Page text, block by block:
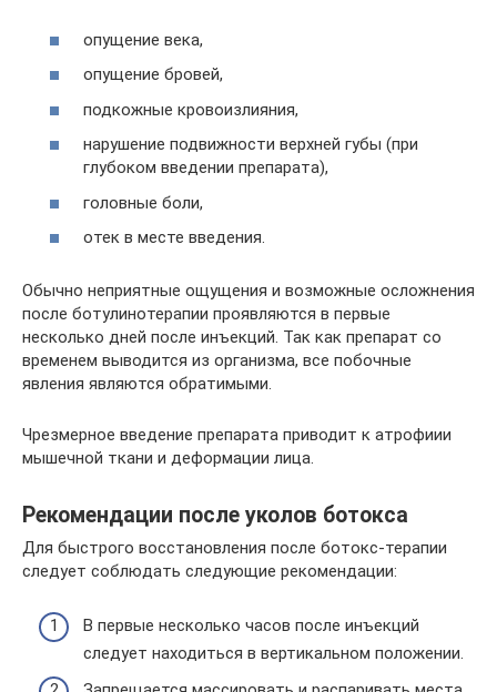
опущение века,
опущение бровей,
подкожные кровоизлияния,
нарушение подвижности верхней губы (при
глубоком введении препарата),
головные боли,
отек в месте введения.
Обычно неприятные ощущения и возможные осложнения
после ботулинотерапии проявляются в первые
несколько дней после инъекций. Так как препарат со
временем выводится из организма, все побочные
явления являются обратимыми.
Чрезмерное введение препарата приводит к атрофиии
мышечной ткани и деформации лица.
Рекомендации после уколов ботокса
Для быстрого восстановления после ботокс-терапии
следует соблюдать следующие рекомендации:
В первые несколько часов после инъекций
следует находиться в вертикальном положении.